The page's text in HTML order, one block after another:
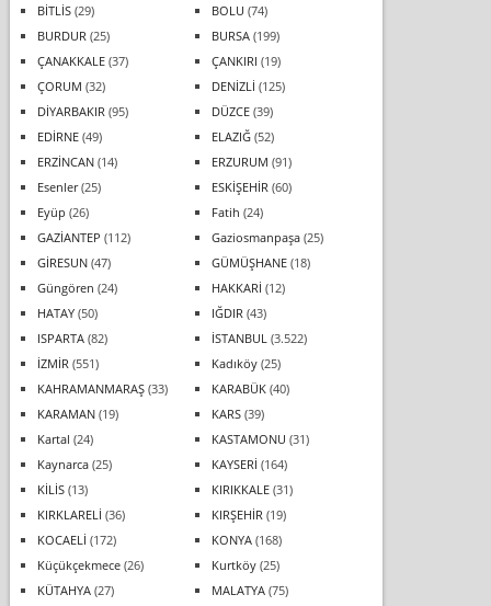
BİTLİS(29) BOLU (74)
BURDUR (25) BURSA(199)
ÇANAKKALE(37) ÇANKIRI (19)
ÇORUM (32) DENİZLİ (125)
DİYARBAKIR (95) DÜZCE(39)
EDİRNE(49) ELAZIĞ(52)
ERZİNCAN(14) ERZURUM (91)
Esenler(25) ESKİŞEHİR (60)
Eyüp (26) Fatih (24)
GAZİANTEP (112) Gaziosmanpaşa(25)
GİRESUN(47) GÜMÜŞHANE(18)
Güngören (24) HAKKARİ (12)
HATAY(50) IĞDIR (43)
ISPARTA(82) İSTANBUL (3.522)
İZMİR (551) Kadıköy(25)
KAHRAMANMARAŞ(33) KARABÜK(40)
KARAMAN(19) KARS(39)
Kartal (24) KASTAMONU (31)
Kaynarca(25) KAYSERİ (164)
KİLİS(13) KIRIKKALE(31)
KIRKLARELİ (36) KIRŞEHİR (19)
KOCAELİ (172) KONYA(168)
Küçükçekmece(26) Kurtköy(25)
KÜTAHYA(27) MALATYA(75)